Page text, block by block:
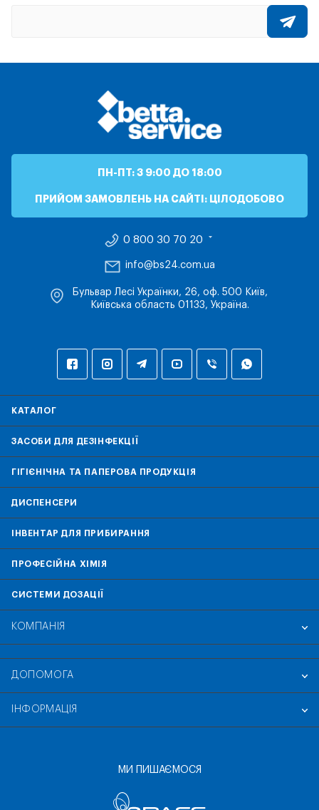
ПН-ПТ: З 9:00 ДО 18:00
ПРИЙОМ ЗАМОВЛЕНЬ НА САЙТІ: ЦІЛОДОБОВО
0 800 30 70 20
info@bs24.com.ua
Бульвар Лесі Українки, 26, оф. 500 Київ,
Київська область 01133, Україна.
КАТАЛОГ
ЗАСОБИ ДЛЯ ДЕЗІНФЕКЦІЇ
ГІГІЄНІЧНА ТА ПАПЕРОВА ПРОДУКЦІЯ
ДИСПЕНСЕРИ
ІНВЕНТАР ДЛЯ ПРИБИРАННЯ
ПРОФЕСІЙНА ХІМІЯ
СИСТЕМИ ДОЗАЦІЇ
КОМПАНІЯ
ДОПОМОГА
ІНФОРМАЦІЯ
МИ ПИШАЄМОСЯ